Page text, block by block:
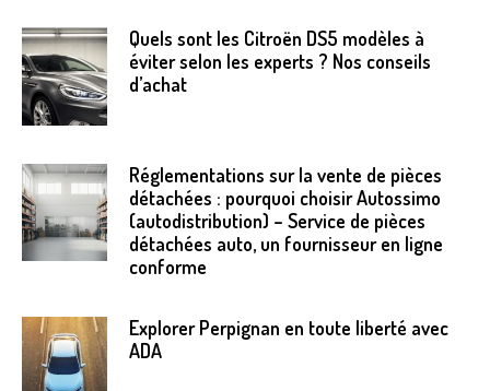
Quels sont les Citroën DS5 modèles à
éviter selon les experts ? Nos conseils
d’achat
Réglementations sur la vente de pièces
détachées : pourquoi choisir Autossimo
(autodistribution) – Service de pièces
détachées auto, un fournisseur en ligne
conforme
Explorer Perpignan en toute liberté avec
ADA